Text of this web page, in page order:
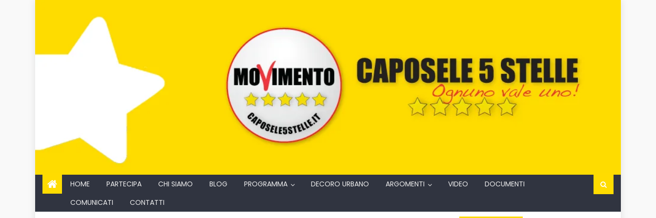
HOME PARTECIPA CHI SIAMO BLOG PROGRAMMA DECORO URBANO ARGOMENTI VIDEO
DOCUMENTI
COMUNICATI
CONTATTI